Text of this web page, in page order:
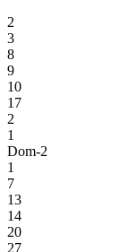
2
3
8
9
10
17
2
1
Dom-2
1
7
13
14
20
27